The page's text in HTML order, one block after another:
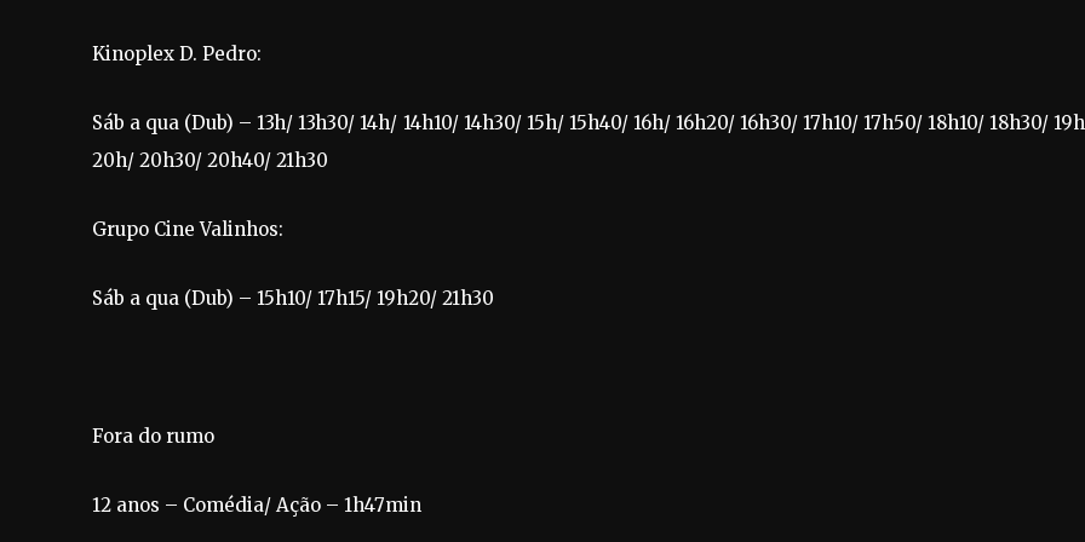
Kinoplex D. Pedro:
Sáb a qua (Dub) – 13h/ 13h30/ 14h/ 14h10/ 14h30/ 15h/ 15h40/ 16h/ 16h20/ 16h30/ 17h10/ 17h50/ 18h10/ 18h30/
20h/ 20h30/ 20h40/ 21h30
Grupo Cine Valinhos:
Sáb a qua (Dub) – 15h10/ 17h15/ 19h20/ 21h30
Fora do rumo
12 anos – Comédia/ Ação – 1h47min